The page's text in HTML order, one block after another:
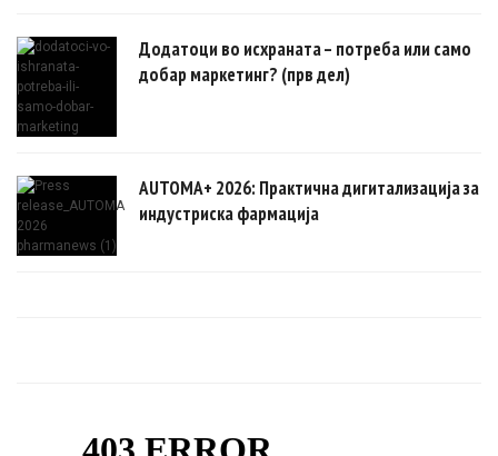
Додатоци во исхраната – потреба или само
добар маркетинг? (прв дел)
AUTOMA+ 2026: Практична дигитализација за
индустриска фармација